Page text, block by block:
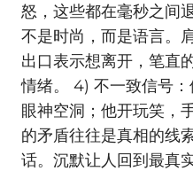
怒，这些都在毫秒之间
不是时尚，而是语言。
出口表示想离开，笔直
情绪。 4) 不一致信号：
眼神空洞；他开玩笑，
的矛盾往往是真相的线
话。沉默让人回到最真